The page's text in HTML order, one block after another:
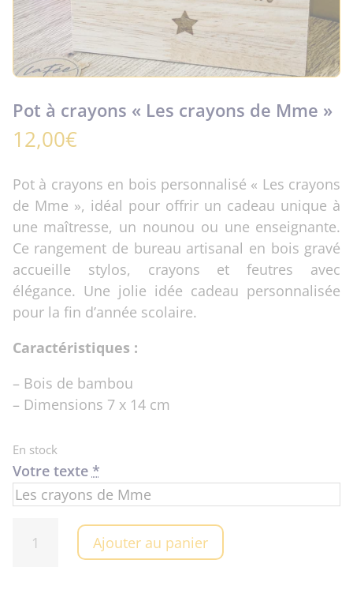
Pot à crayons « Les crayons de Mme »
12,00€
Pot à crayons en bois personnalisé « Les crayons
de Mme », idéal pour offrir un cadeau unique à
une maîtresse, un nounou ou une enseignante.
Ce rangement de bureau artisanal en bois gravé
accueille stylos, crayons et feutres avec
élégance. Une jolie idée cadeau personnalisée
pour la fin d’année scolaire.
Caractéristiques :
– Bois de bambou
– Dimensions 7 x 14 cm
En stock
Votre texte *
Ajouter au panier